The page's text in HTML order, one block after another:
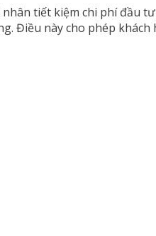
tiết kiệm chi phí đầu
Điều này cho phép khách